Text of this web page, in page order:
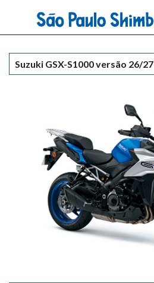
Suzuki GSX-S1000 versão 26/27